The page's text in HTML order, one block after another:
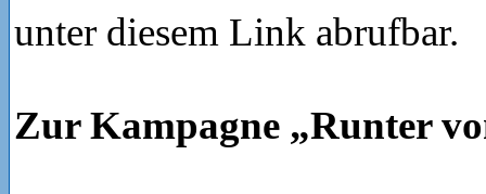
unter diesem Link abrufbar.
Zur Kampagne „Runter